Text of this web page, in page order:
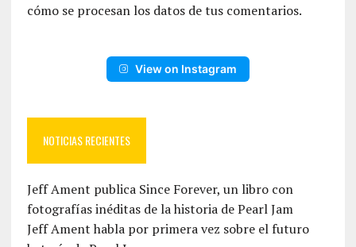
cómo se procesan los datos de tus comentarios.
View on Instagram
NOTICIAS RECIENTES
Jeff Ament publica Since Forever, un libro con
fotografías inéditas de la historia de Pearl Jam
Jeff Ament habla por primera vez sobre el futuro